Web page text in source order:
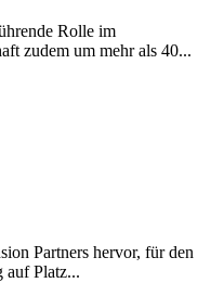
Rolle im
zudem um mehr als 40...
Partners hervor, für den
auf Platz...